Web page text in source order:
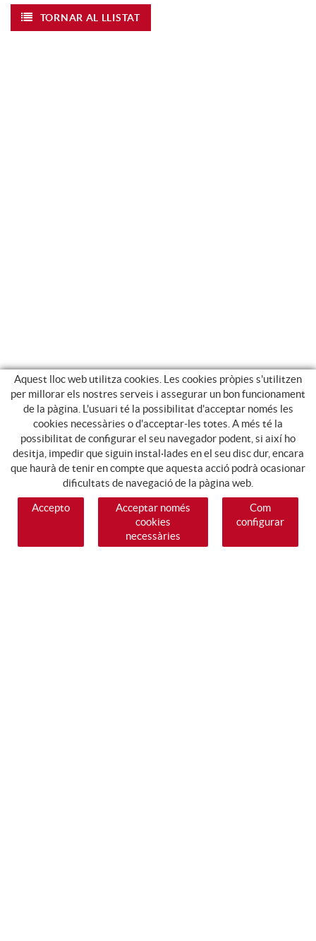
TORNAR AL LLISTAT
Aquest lloc web utilitza cookies. Les cookies pròpies s'utilitzen
per millorar els nostres serveis i assegurar un bon funcionament
de la pàgina. L'usuari té la possibilitat d'acceptar només les
cookies necessàries o d'acceptar-les totes. A més té la
possibilitat de configurar el seu navegador podent, si així ho
desitja, impedir que siguin instal·lades en el seu disc dur, encara
que haurà de tenir en compte que aquesta acció podrà ocasionar
dificultats de navegació de la pàgina web.
Accepto
Acceptar només
cookies
necessàries
Com
configurar